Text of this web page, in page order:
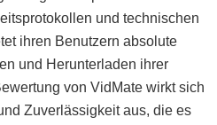
und technischen
ihren Benutzern absolute
und Herunterladen ihrer
von VidMate wirkt sich
Zuverlässigkeit aus, die es